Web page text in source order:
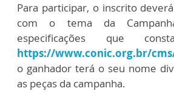
Para participar, o inscrito
com o tema da
especificações que
https://www.conic.org.br/
o ganhador terá o seu nome
as peças da campanha.